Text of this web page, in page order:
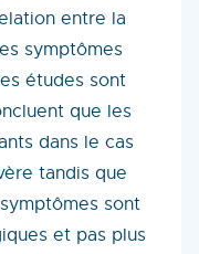
entre la
symptômes
études sont
que les
dans le cas
tandis que
sont
et pas plus